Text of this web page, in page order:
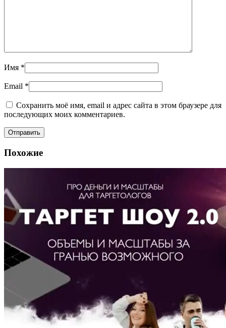
Имя *
Email *
Сохранить моё имя, email и адрес сайта в этом браузере для
последующих моих комментариев.
Похожие